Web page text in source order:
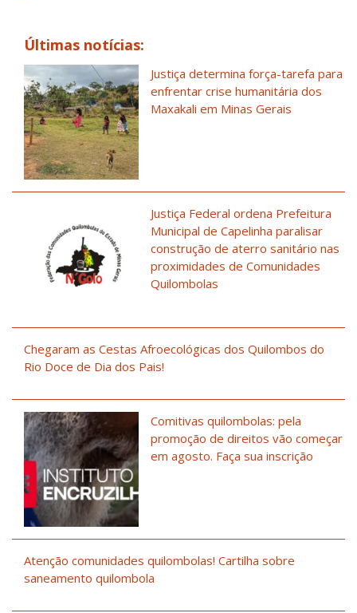
Últimas notícias:
Justiça determina força-tarefa para
enfrentar crise humanitária dos
Maxakali em Minas Gerais
Justiça Federal ordena Prefeitura
Municipal de Capelinha paralisar
construção de aterro sanitário nas
proximidades de Comunidades
Quilombolas
Chegaram as Cestas Afroecológicas dos Quilombos do
Rio Doce de Dia dos Pais!
Comitivas quilombolas: pela
promoção de direitos vão começar
em agosto. Faça sua inscrição
Atenção comunidades quilombolas! Cartilha sobre
saneamento quilombola